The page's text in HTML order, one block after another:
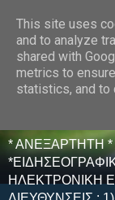
E F E
* ΑΝΕΞΑΡΤΗΤΗ
ΗΛΕΚΤΡΟΝΙΚΗ
This site uses
and to analyze
shared with
metrics to
statistics, and to